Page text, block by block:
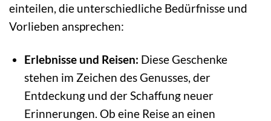
einteilen, die unterschiedliche Bedürfnisse und
Vorlieben ansprechen:
Erlebnisse und Reisen: Diese Geschenke
stehen im Zeichen des Genusses, der
Entdeckung und der Schaffung neuer
Erinnerungen. Ob eine Reise an einen